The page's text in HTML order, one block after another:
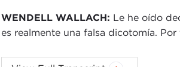
WENDELL WALLACH: Le he oído
es realmente una falsa dicotomía. Por
ELIZABETH SEGER:Not necessarily